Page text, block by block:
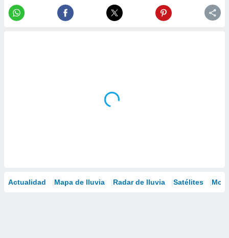
Actualidad Mapa de lluvia Radar de lluvia Satélites